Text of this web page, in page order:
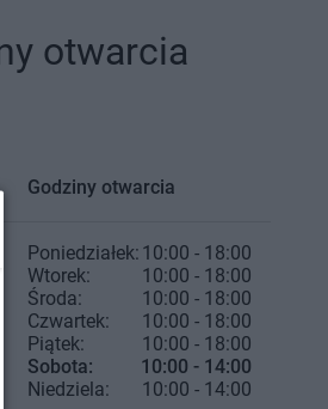
otwarcia
Godziny otwarcia
Poniedziałek: 10:00 - 18:00
Wtorek:
10:00 - 18:00
Środa:
10:00 - 18:00
Czwartek:
10:00 - 18:00
Piątek:
10:00 - 18:00
Sobota:
10:00 - 14:00
Niedziela:
10:00 - 14:00